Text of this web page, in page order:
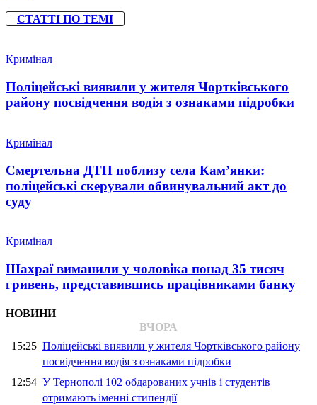
СТАТТІ ПО ТЕМІ
Кримінал
Поліцейські виявили у жителя Чортківського
району посвідчення водія з ознаками підробки
Кримінал
Смертельна ДТП поблизу села Кам’янки:
поліцейські скерували обвинувальний акт до
суду
Кримінал
Шахраї виманили у чоловіка понад 35 тисяч
гривень, представившись працівниками банку
НОВИНИ
ВЧОРА
15:25 Поліцейські виявили у жителя Чортківського району
посвідчення водія з ознаками підробки
12:54 У Тернополі 102 обдарованих учнів і студентів
отримають іменні стипендії